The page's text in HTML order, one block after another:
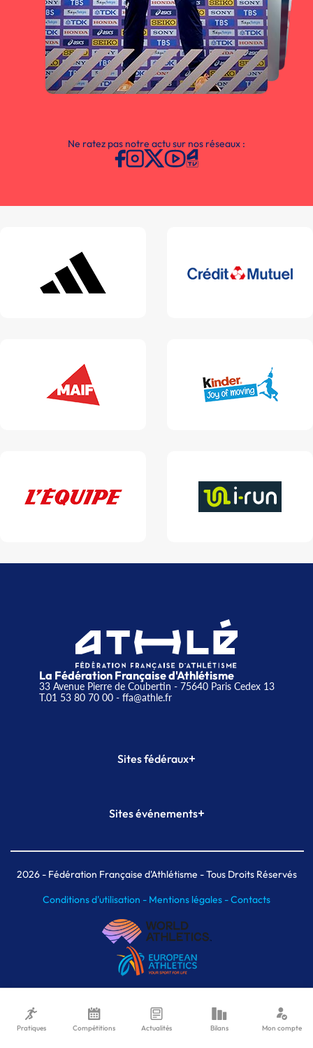
Ne ratez pas notre actu sur nos réseaux :
La Fédération Française d'Athlétisme
33 Avenue Pierre de Coubertin - 75640 Paris Cedex 13
T.01 53 80 70 00- ffa@athle.fr
Sites fédéraux+
Plateforme Formation
Sites événements+
Meeting de Paris indoor
MAIF Ekiden de Paris
2026- Fédération Française d'Athlétisme - Tous Droits Réservés
Conditions d'utilisation - Mentions légales -Contacts
Pratiques Compétitions Actualités Bilans Mon compte